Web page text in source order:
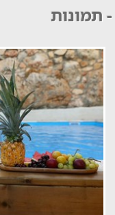
תמונות